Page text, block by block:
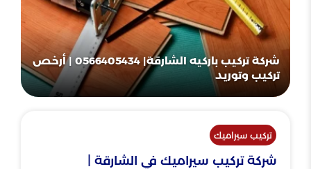
شركة تركيب باركيه الشارقة| 0566405434 | أرخص
تركيب وتوريد
تركيب سيراميك
شركة تركيب سيراميك في الشارقة |